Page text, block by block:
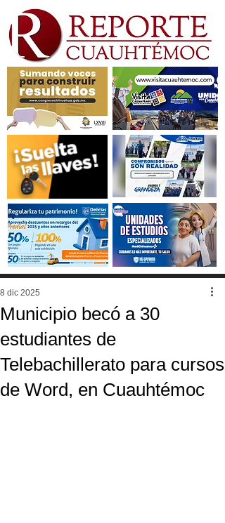
Municipio becó a 30
estudiantes de
Telebachillerato para cursos
de Word, en Cuauhtémoc
8 dic 2025